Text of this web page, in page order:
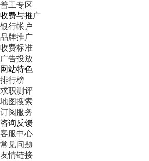
普工专区
收费与推广
银行帐户
品牌推广
收费标准
广告投放
网站特色
排行榜
求职测评
地图搜索
订阅服务
咨询反馈
客服中心
常见问题
友情链接